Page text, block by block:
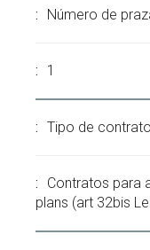
Número de
1
Tipo de
Contratos para
plans (art 32bis